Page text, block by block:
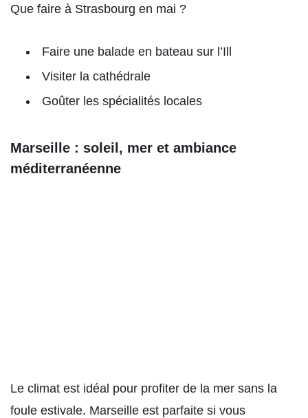
Que faire à Strasbourg en mai ?
Faire une balade en bateau sur l’Ill
Visiter la cathédrale
Goûter les spécialités locales
Marseille : soleil, mer et ambiance
méditerranéenne
Le climat est idéal pour profiter de la mer sans la
foule estivale. Marseille est parfaite si vous